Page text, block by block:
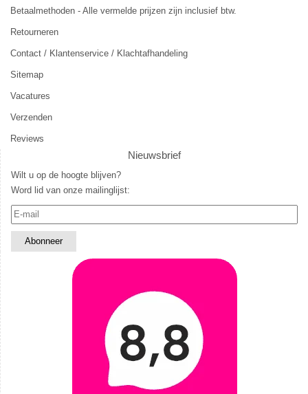
Betaalmethoden - Alle vermelde prijzen zijn inclusief btw.
Retourneren
Contact / Klantenservice / Klachtafhandeling
Sitemap
Vacatures
Verzenden
Reviews
Nieuwsbrief
Wilt u op de hoogte blijven?
Word lid van onze mailinglijst: